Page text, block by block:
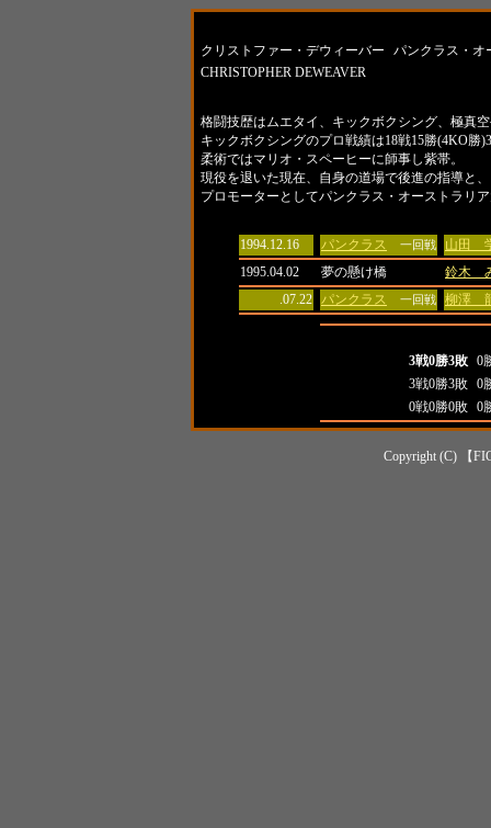
クリストファー・デウィーバー
パンクラス・オ
CHRISTOPHER DEWEAVER
格闘技歴はムエタイ、キックボクシング、極真
キックボクシングのプロ戦績は18戦15勝(4KO勝
柔術ではマリオ・スペーヒーに師事し紫帯。
現役を退いた現在、自身の道場で後進の指導と、
プロモーターとしてパンクラス・オーストラリ
1994.12.16
パンクラス 一回戦
山田
1995.04.02
夢の懸け橋
鈴木
.07.22 パンクラス 一回戦 柳澤
3戦0勝3敗
0
3戦0勝3敗
0
0戦0勝0敗 0
Copyright (C) 【